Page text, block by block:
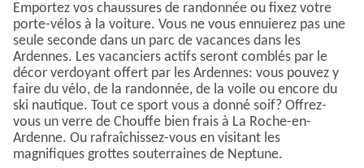
Emportez vos chaussures de randonnée ou fixez votre
porte-vélos à la voiture. Vous ne vous ennuierez pas une
seule seconde dans un parc de vacances dans les
Ardennes. Les vacanciers actifs seront comblés par le
décor verdoyant offert par les Ardennes: vous pouvez y
faire du vélo, de la randonnée, de la voile ou encore du
ski nautique. Tout ce sport vous a donné soif? Offrez-
vous un verre de Chouffe bien frais à La Roche-en-
Ardenne. Ou rafraîchissez-vous en visitant les
magnifiques grottes souterraines de Neptune.